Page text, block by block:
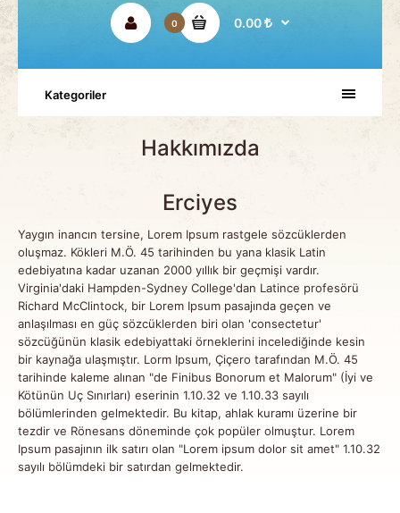
0 0.00
Kategoriler
Hakkımızda
Erciyes
Yaygın inancın tersine, Lorem Ipsum rastgele sözcüklerden
oluşmaz. Kökleri M.Ö. 45 tarihinden bu yana klasik Latin
edebiyatına kadar uzanan 2000 yıllık bir geçmişi vardır.
Virginia'daki Hampden-Sydney College'dan Latince profesörü
Richard McClintock, bir Lorem Ipsum pasajında geçen ve
anlaşılması en güç sözcüklerden biri olan 'consectetur'
sözcüğünün klasik edebiyattaki örneklerini incelediğinde kesin
bir kaynağa ulaşmıştır. Lorm Ipsum, Çiçero tarafından M.Ö. 45
tarihinde kaleme alınan "de Finibus Bonorum et Malorum" (İyi ve
Kötünün Uç Sınırları) eserinin 1.10.32 ve 1.10.33 sayılı
bölümlerinden gelmektedir. Bu kitap, ahlak kuramı üzerine bir
tezdir ve Rönesans döneminde çok popüler olmuştur. Lorem
Ipsum pasajının ilk satırı olan "Lorem ipsum dolor sit amet" 1.10.32
sayılı bölümdeki bir satırdan gelmektedir.